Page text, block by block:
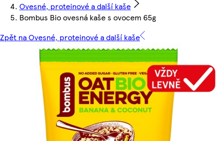
Ovesné, proteinové a další kaše
Bombus Bio ovesná kaše s ovocem 65g
Zpět na Ovesné, proteinové a další kaše